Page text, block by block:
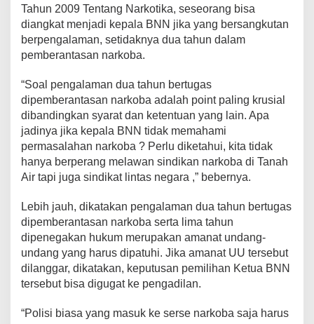
Tahun 2009 Tentang Narkotika, seseorang bisa
diangkat menjadi kepala BNN jika yang bersangkutan
berpengalaman, setidaknya dua tahun dalam
pemberantasan narkoba.
“Soal pengalaman dua tahun bertugas
dipemberantasan narkoba adalah point paling krusial
dibandingkan syarat dan ketentuan yang lain. Apa
jadinya jika kepala BNN tidak memahami
permasalahan narkoba ? Perlu diketahui, kita tidak
hanya berperang melawan sindikan narkoba di Tanah
Air tapi juga sindikat lintas negara ,” bebernya.
Lebih jauh, dikatakan pengalaman dua tahun bertugas
dipemberantasan narkoba serta lima tahun
dipenegakan hukum merupakan amanat undang-
undang yang harus dipatuhi. Jika amanat UU tersebut
dilanggar, dikatakan, keputusan pemilihan Ketua BNN
tersebut bisa digugat ke pengadilan.
“Polisi biasa yang masuk ke serse narkoba saja harus